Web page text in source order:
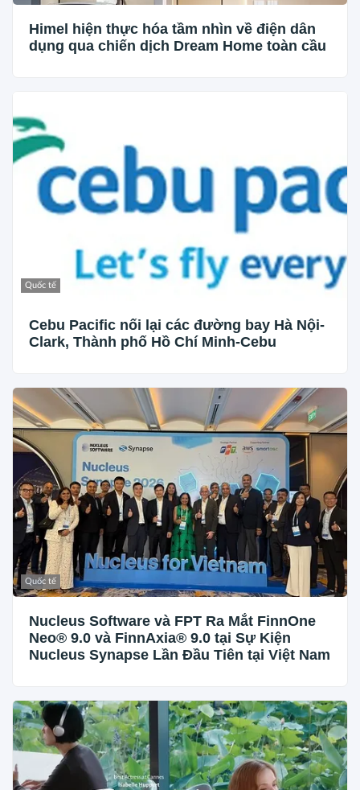
Himel hiện thực hóa tầm nhìn về điện dân
dụng qua chiến dịch Dream Home toàn cầu
Quốc tế
Cebu Pacific nối lại các đường bay Hà Nội-
Clark, Thành phố Hồ Chí Minh-Cebu
Quốc tế
Nucleus Software và FPT Ra Mắt FinnOne
Neo® 9.0 và FinnAxia® 9.0 tại Sự Kiện
Nucleus Synapse Lần Đầu Tiên tại Việt Nam